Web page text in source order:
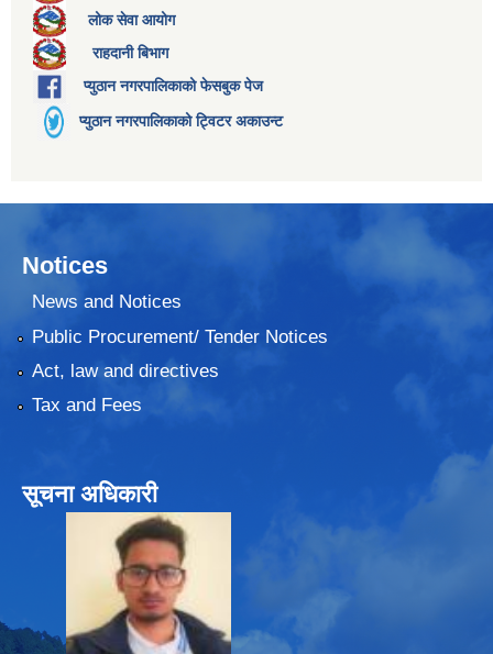
लोक सेवा आयोग
राहदानी बिभाग
प्युठान नगरपालिकाको फेसबुक पेज
प्युठान नगरपालिकाको ट्विटर अकाउन्ट
Notices
News and Notices
Public Procurement/ Tender Notices
Act, law and directives
Tax and Fees
सूचना अधिकारी